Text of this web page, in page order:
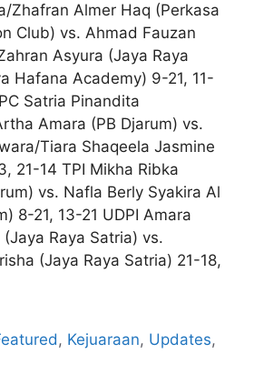
Zhafran Almer Haq (Perkasa
Club) vs. Ahmad Fauzan
Asyura (Jaya Raya
Hafana Academy) 9-21, 11-
Satria Pinandita
Amara (PB Djarum) vs.
Tiara Shaqeela Jasmine
21-14 TPI Mikha Ribka
vs. Nafla Berly Syakira Al
8-21, 13-21 UDPI Amara
Raya Satria) vs.
(Jaya Raya Satria) 21-18,
, Kejuaraan, Updates,